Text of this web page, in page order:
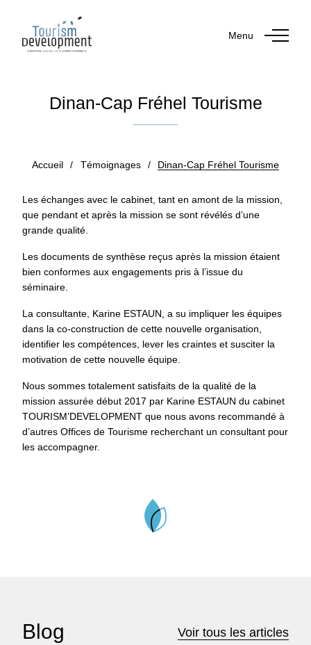
Menu
Dinan-Cap Fréhel Tourisme
Accueil / Témoignages / Dinan-Cap Fréhel Tourisme
Les échanges avec le cabinet, tant en amont de la mission,
que pendant et après la mission se sont révélés d’une
grande qualité.
Les documents de synthèse reçus après la mission étaient
bien conformes aux engagements pris à l’issue du
séminaire.
La consultante, Karine ESTAUN, a su impliquer les équipes
dans la co-construction de cette nouvelle organisation,
identifier les compétences, lever les craintes et susciter la
motivation de cette nouvelle équipe.
Nous sommes totalement satisfaits de la qualité de la
mission assurée début 2017 par Karine ESTAUN du cabinet
TOURISM’DEVELOPMENT que nous avons recommandé à
d’autres Offices de Tourisme recherchant un consultant pour
les accompagner.
Blog Voir tous les articles